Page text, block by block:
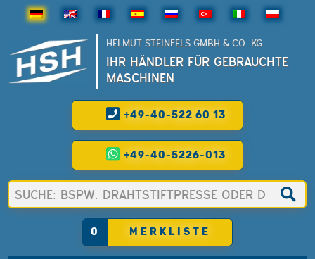
HELMUT STEINFELS GMBH & CO. KG
IHR HÄNDLER FÜR GEBRAUCHTE
MASCHINEN
+49-40-522 60 13
+49-40-5226-013
0 MERKLISTE